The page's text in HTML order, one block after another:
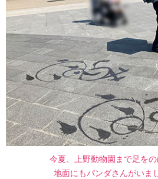
今夏、上野動物園まで足を
地面にもパンダさんがいま